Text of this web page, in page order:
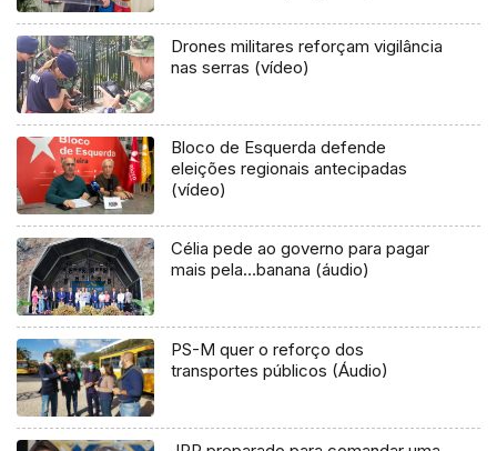
Drones militares reforçam vigilância
nas serras (vídeo)
Bloco de Esquerda defende
eleições regionais antecipadas
(vídeo)
Célia pede ao governo para pagar
mais pela…banana (áudio)
PS-M quer o reforço dos
transportes públicos (Áudio)